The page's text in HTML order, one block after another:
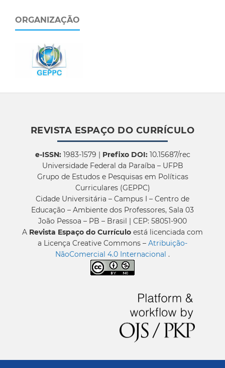
ORGANIZAÇÃO
REVISTA ESPAÇO DO CURRÍCULO
e-ISSN:1983-1579 | Prefixo DOI:10.15687/rec
Universidade Federal da Paraíba – UFPB
Grupo de Estudos e Pesquisas em Políticas
Curriculares (GEPPC)
Cidade Universitária – Campus I – Centro de
Educação – Ambiente dos Professores, Sala 03
João Pessoa – PB – Brasil | CEP: 58051-900
A Revista Espaço do Currículo está licenciada com
a Licença Creative Commons – Atribuição-
NãoComercial 4.0 Internacional .